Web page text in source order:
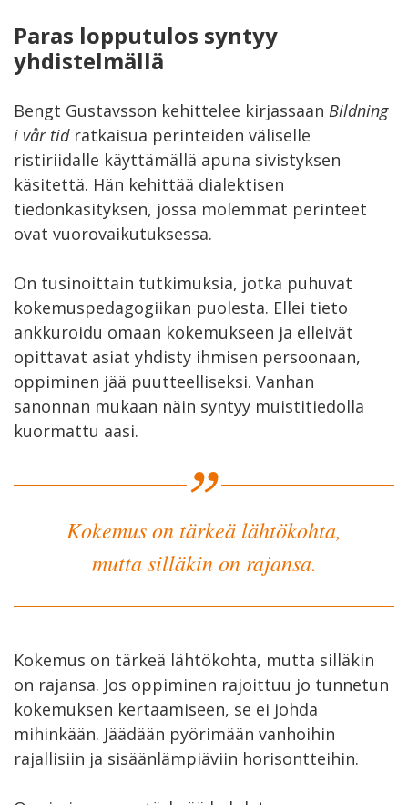
Paras lopputulos syntyy
yhdistelmällä
Bengt Gustavsson kehittelee kirjassaan Bildning
i vår tidratkaisua perinteiden väliselle
ristiriidalle käyttämällä apuna sivistyksen
käsitettä. Hän kehittää dialektisen
tiedonkäsityksen, jossa molemmat perinteet
ovat vuorovaikutuksessa.
On tusinoittain tutkimuksia, jotka puhuvat
kokemuspedagogiikan puolesta. Ellei tieto
ankkuroidu omaan kokemukseen ja elleivät
opittavat asiat yhdisty ihmisen persoonaan,
oppiminen jää puutteelliseksi. Vanhan
sanonnan mukaan näin syntyy muistitiedolla
kuormattu aasi.
Kokemus on tärkeä lähtökohta,
mutta silläkin on rajansa.
Kokemus on tärkeä lähtökohta, mutta silläkin
on rajansa. Jos oppiminen rajoittuu jo tunnetun
kokemuksen kertaamiseen, se ei johda
mihinkään. Jäädään pyörimään vanhoihin
rajallisiin ja sisäänlämpiäviin horisontteihin.